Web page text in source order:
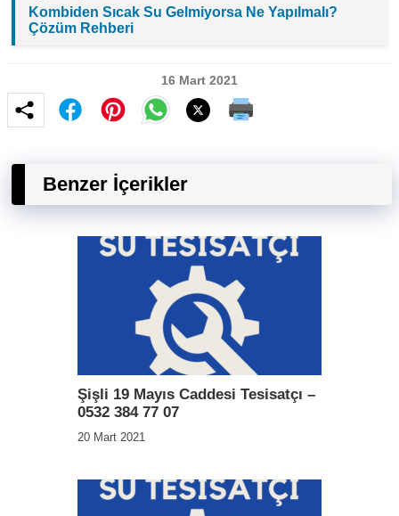
Kombiden Sıcak Su Gelmiyorsa Ne Yapılmalı?
Çözüm Rehberi
16 Mart 2021
Benzer İçerikler
Şişli 19 Mayıs Caddesi Tesisatçı –
0532 384 77 07
20 Mart 2021